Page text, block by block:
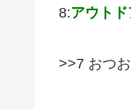
8:アウトド
>>7 おつ